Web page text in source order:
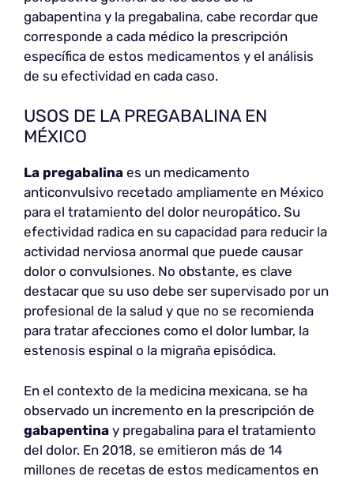
gabapentina y la pregabalina, cabe recordar que
corresponde a cada médico la prescripción
específica de estos medicamentos y el análisis
de su efectividad en cada caso.
USOS DE LA PREGABALINA EN
MÉXICO
La pregabalina es un medicamento
anticonvulsivo recetado ampliamente en México
para el tratamiento del dolor neuropático. Su
efectividad radica en su capacidad para reducir la
actividad nerviosa anormal que puede causar
dolor o convulsiones. No obstante, es clave
destacar que su uso debe ser supervisado por un
profesional de la salud y que no se recomienda
para tratar afecciones como el dolor lumbar, la
estenosis espinal o la migraña episódica.
En el contexto de la medicina mexicana, se ha
observado un incremento en la prescripción de
gabapentina y pregabalina para el tratamiento
del dolor. En 2018, se emitieron más de 14
millones de recetas de estos medicamentos en